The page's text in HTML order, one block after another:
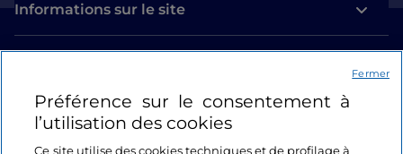
Informations sur le site
Se connecter
Suivez-nous
Préférence sur le consentement à
l’utilisation des cookies
Ce site utilise des cookies techniques et de profilage à
Fermer